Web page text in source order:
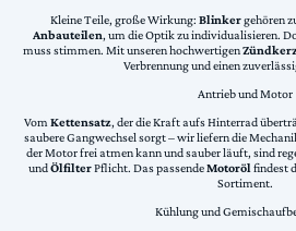
Kleine Teile, große Wirkung: Blinkergehören
Anbauteilen, um die Optik zu individualisieren.
muss stimmen. Mit unseren hochwertigen
Verbrennung und einen
Antrieb und Motor
VomKettensatz, der die Kraft aufs Hinterrad
saubere Gangwechsel sorgt – wir liefern die
der Motor frei atmen kann und sauber läuft, sind
undÖlfilterPflicht. Das passendeMotorölfindest
Sortiment.
Kühlung und